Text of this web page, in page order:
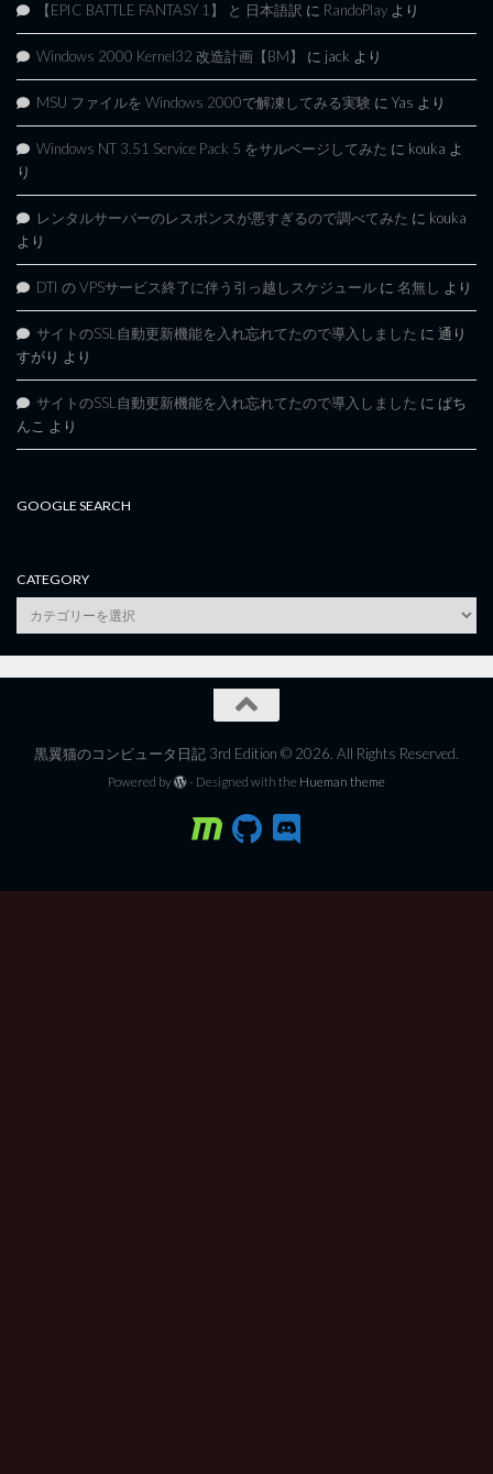
【EPIC BATTLE FANTASY 1】 と 日本語訳 に RandoPlay より
Windows 2000 Kernel32 改造計画【BM】 に jack より
MSU ファイルを Windows 2000で解凍してみる実験 に Yas より
Windows NT 3.51 Service Pack 5 をサルベージしてみた に kouka よ
り
レンタルサーバーのレスポンスが悪すぎるので調べてみた に kouka
より
DTI の VPSサービス終了に伴う引っ越しスケジュール に 名無し より
サイトのSSL自動更新機能を入れ忘れてたので導入しました に 通り
すがり より
サイトのSSL自動更新機能を入れ忘れてたので導入しました に ぱち
んこ より
GOOGLE SEARCH
CATEGORY
category
黒翼猫のコンピュータ日記 3rd Edition © 2026. All Rights Reserved.
Powered by - Designed with the Hueman theme